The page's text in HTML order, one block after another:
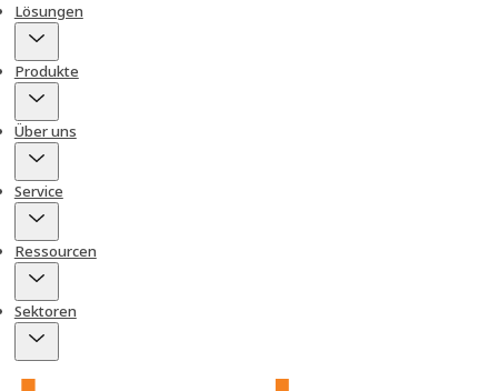
Lösungen
Produkte
Über uns
Service
Ressourcen
Sektoren